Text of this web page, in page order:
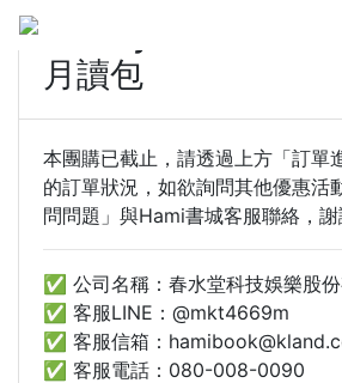
月讀包
本團購已截止，請透過上方「訂單
的訂單狀況，如欲詢問其他優惠活
問問題」與Hami書城客服聯絡，謝
✅ 公司名稱：春水堂科技娛樂股
✅ 客服LINE：@mkt4669m
✅ 客服信箱：
✅ 客服電話：080-008-0090